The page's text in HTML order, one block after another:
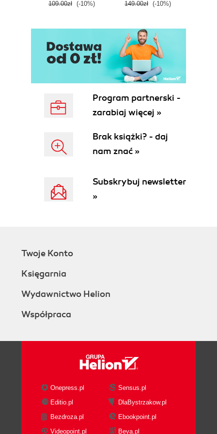
109.00zł (-10%) 149.00zł (-10%)
Program partnerski -
zarabiaj więcej »
Brak książki? - daj
nam znać »
Subskrybuj newsletter
»
Twoje Konto
Księgarnia
Wydawnictwo Helion
Współpraca
Onepress.pl
Sensus.pl
Editio.pl
DlaBystrzakow.pl
Bezdroza.pl
Ebookpoint.pl
Videopoint.pl
Beya.pl